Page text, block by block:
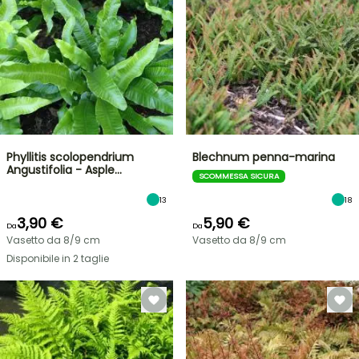
Phyllitis scolopendrium
Angustifolia - Asple…
13
Da3,90 €
Vasetto da 8/9 cm
Disponibile in 2 taglie
Blechnum penna-marina
SCOMMESSA SICURA
18
Da5,90 €
Vasetto da 8/9 cm